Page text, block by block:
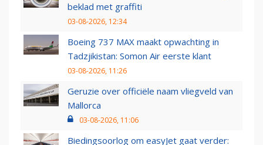
beklad met graffiti
03-08-2026, 12:34
Boeing 737 MAX maakt opwachting in
Tadzjikistan: Somon Air eerste klant
03-08-2026, 11:26
Geruzie over officiële naam vliegveld van
Mallorca
03-08-2026, 11:06
Biedingsoorlog om easyJet gaat verder: